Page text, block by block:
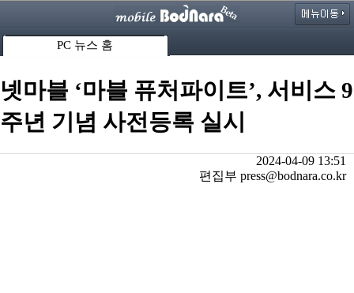
PC 뉴스 홈
넷마블 ‘마블 퓨처파이트’, 서비스 9
주년 기념 사전등록 실시
2024-04-09 13:51
편집부 press@bodnara.co.kr